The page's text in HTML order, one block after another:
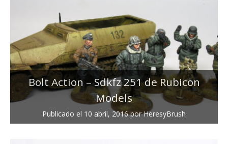
Bolt Action – Sdkfz 251 de Rubicon
Models
Publicado el 10 abril, 2016porHeresyBrush